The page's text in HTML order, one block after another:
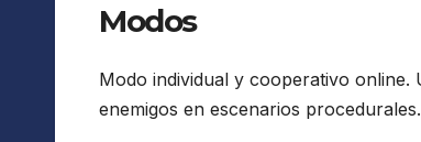
Modos
Modo individual y cooperativo
enemigos en escenarios procedurales.